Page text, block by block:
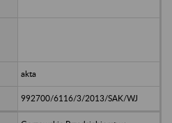
akta
992700/6116/3/2013/SAK/WJ